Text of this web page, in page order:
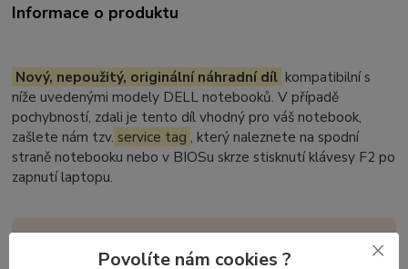
Informace o produktu
Nový, nepoužitý, originální náhradní díl kompatibilní s
níže uvedenými modely DELL notebooků. V případě
pochybností, zdali je tento díl vhodný pro váš notebook,
zašlete nám tzv. service tag , který naleznete na spodní
straně notebooku nebo v BIOSu skrze stisknutí klávesy F2 po
zapnutí laptopu.
costs, payment methods , and how to place your
Povolíte nám cookies ?